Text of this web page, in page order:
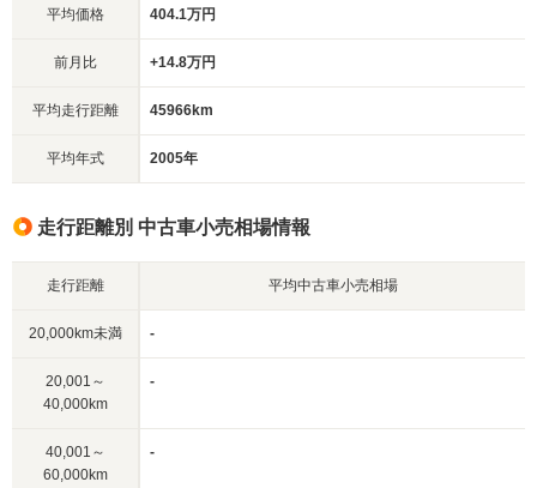
平均価格 404.1万円
前月比 +14.8万円
平均走行距離 45966km
平均年式 2005年
走行距離別 中古車小売相場情報
走行距離 平均中古車小売相場
20,000km未満 -
20,001～
40,000km
-
40,001～
60,000km
-